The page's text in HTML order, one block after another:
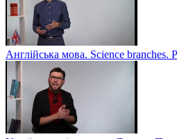
Англійська мова. Sсience branches.